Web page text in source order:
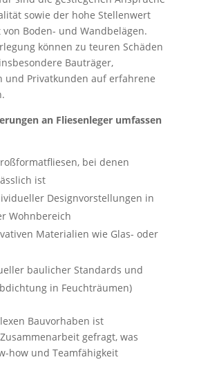
sowie der hohe Stellenwert
Boden- und Wandbelägen.
können zu teuren Schäden
Bauträger,
und Privatkunden auf erfahrene
an Fliesenleger umfassen
bei denen
ist
Designvorstellungen in
Wohnbereich
Materialien wie Glas- oder
baulicher Standards und
in Feuchträumen)
Bauvorhaben ist
gefragt, was
how und Teamfähigkeit